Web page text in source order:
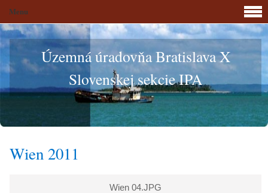
Územná úradovňa Bratislava X
Slovenskej sekcie IPA
Wien 2011
Wien 04.JPG
Menu